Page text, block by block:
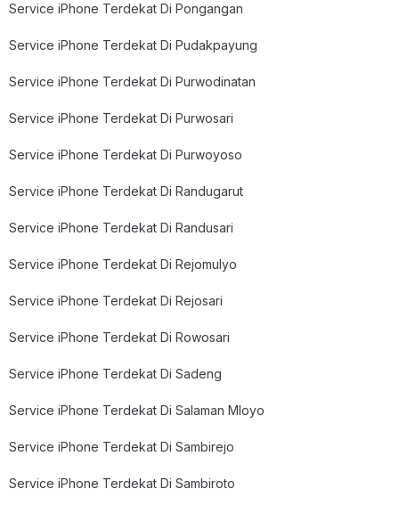
Service iPhone Terdekat Di Pongangan
Service iPhone Terdekat Di Pudakpayung
Service iPhone Terdekat Di Purwodinatan
Service iPhone Terdekat Di Purwosari
Service iPhone Terdekat Di Purwoyoso
Service iPhone Terdekat Di Randugarut
Service iPhone Terdekat Di Randusari
Service iPhone Terdekat Di Rejomulyo
Service iPhone Terdekat Di Rejosari
Service iPhone Terdekat Di Rowosari
Service iPhone Terdekat Di Sadeng
Service iPhone Terdekat Di Salaman Mloyo
Service iPhone Terdekat Di Sambirejo
Service iPhone Terdekat Di Sambiroto